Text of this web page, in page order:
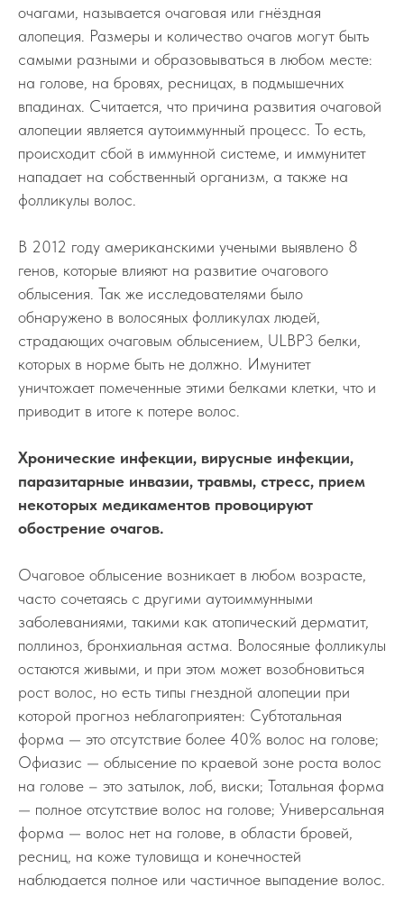
очагами, называется очаговая или гнёздная
алопеция. Размеры и количество очагов могут быть
самыми разными и образовываться в любом месте:
на голове, на бровях, ресницах, в подмышечних
впадинах. Считается, что причина развития очаговой
алопеции является аутоиммунный процесс. То есть,
происходит сбой в иммунной системе, и иммунитет
нападает на собственный организм, а также на
фолликулы волос.
В 2012 году американскими учеными выявлено 8
генов, которые влияют на развитие очагового
облысения. Так же исследователями было
обнаружено в волосяных фолликулах людей,
страдающих очаговым облысением, ULBP3 белки,
которых в норме быть не должно. Имунитет
уничтожает помеченные этими белками клетки, что и
приводит в итоге к потере волос.
Хронические инфекции, вирусные инфекции,
паразитарные инвазии, травмы, стресс, прием
некоторых медикаментов провоцируют
обострение очагов.
Очаговое облысение возникает в любом возрасте,
часто сочетаясь с другими аутоиммунными
заболеваниями, такими как атопический дерматит,
поллиноз, бронхиальная астма. Волосяные фолликулы
остаются живыми, и при этом может возобновиться
рост волос, но есть типы гнездной алопеции при
которой прогноз неблагоприятен: Субтотальная
форма — это отсутствие более 40% волос на голове;
Офиазис — облысение по краевой зоне роста волос
на голове – это затылок, лоб, виски; Тотальная форма
— полное отсутствие волос на голове; Универсальная
форма — волос нет на голове, в области бровей,
ресниц, на коже туловища и конечностей
наблюдается полное или частичное выпадение волос.
Политика конфиденциальности
ОГРН 1201400011340
info@24tricholog.ru
ООО «Клиника современной трихологии»
Договор возмездного
оказания медицинских услуг
Согласие на медицинское
вмешательство
персональных данных
Клиника